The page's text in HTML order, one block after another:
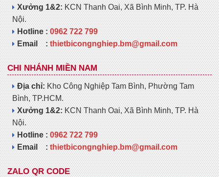
Xưởng 1&2:KCN Thanh Oai, Xã Bình Minh, TP. Hà
Nội.
Hotline :0962 722 799
Email :thietbicongnghiep.bm@gmail.com
CHI NHÁNH MIỀN NAM
Địa chỉ:Kho Công Nghiệp Tam Bình, Phường Tam
Bình, TP.HCM.
Xưởng 1&2:KCN Thanh Oai, Xã Bình Minh, TP. Hà
Nội.
Hotline :0962 722 799
Email :thietbicongnghiep.bm@gmail.com
ZALO QR CODE